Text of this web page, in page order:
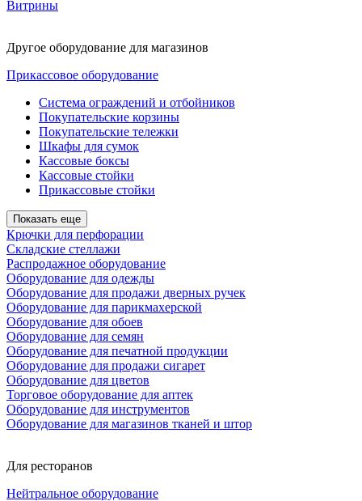
Витрины
Другое оборудование для магазинов
Прикассовое оборудование
Система ограждений и отбойников
Покупательские корзины
Покупательские тележки
Шкафы для сумок
Кассовые боксы
Кассовые стойки
Прикассовые стойки
Показать еще
Крючки для перфорации
Складские стеллажи
Распродажное оборудование
Оборудование для одежды
Оборудование для продажи дверных ручек
Оборудование для парикмахерской
Оборудование для обоев
Оборудование для семян
Оборудование для печатной продукции
Оборудование для продажи сигарет
Оборудование для цветов
Торговое оборудование для аптек
Оборудование для инструментов
Оборудование для магазинов тканей и штор
Для ресторанов
Нейтральное оборудование